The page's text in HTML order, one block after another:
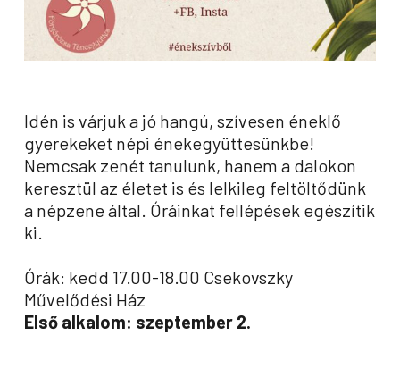
Idén is várjuk a jó hangú, szívesen éneklő
gyerekeket népi énekegyüttesünkbe!
Nemcsak zenét tanulunk, hanem a dalokon
keresztül az életet is és lelkileg feltöltődünk
a népzene által. Óráinkat fellépések egészítik
ki.
Órák: kedd 17.00-18.00 Csekovszky
Művelődési Ház
Első alkalom: szeptember 2.